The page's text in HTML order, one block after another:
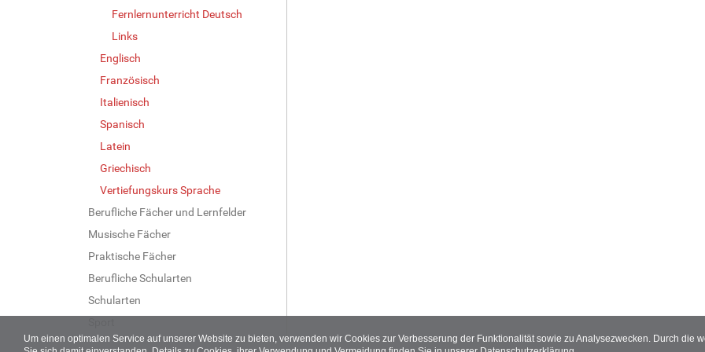
Um einen optimalen Service auf unserer Website zu bieten, verwenden wir Cookies zur Verbesserung der Funktionalität sowie zu Analysezwecken. Durch
Fernlernunterricht Deutsch
Links
Englisch
Französisch
Italienisch
Spanisch
Latein
Griechisch
Vertiefungskurs Sprache
Berufliche Fächer und Lernfelder
Musische Fächer
Praktische Fächer
Berufliche Schularten
Schularten